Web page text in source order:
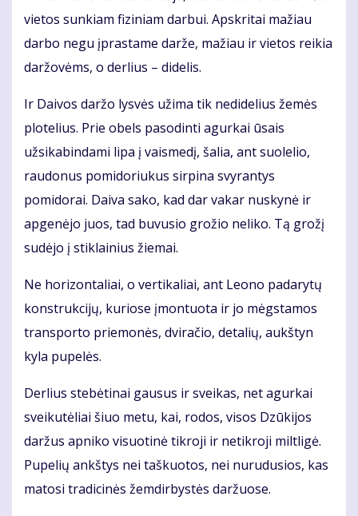
vietos sunkiam fiziniam darbui. Apskritai mažiau
darbo negu įprastame darže, mažiau ir vietos reikia
daržovėms, o derlius – didelis.
Ir Daivos daržo lysvės užima tik nedidelius žemės
plotelius. Prie obels pasodinti agurkai ūsais
užsikabindami lipa į vaismedį, šalia, ant suolelio,
raudonus pomidoriukus sirpina svyrantys
pomidorai. Daiva sako, kad dar vakar nuskynė ir
apgenėjo juos, tad buvusio grožio neliko. Tą grožį
sudėjo į stiklainius žiemai.
Ne horizontaliai, o vertikaliai, ant Leono padarytų
konstrukcijų, kuriose įmontuota ir jo mėgstamos
transporto priemonės, dviračio, detalių, aukštyn
kyla pupelės.
Derlius stebėtinai gausus ir sveikas, net agurkai
sveikutėliai šiuo metu, kai, rodos, visos Dzūkijos
daržus apniko visuotinė tikroji ir netikroji miltligė.
Pupelių ankštys nei taškuotos, nei nurudusios, kas
matosi tradicinės žemdirbystės daržuose.